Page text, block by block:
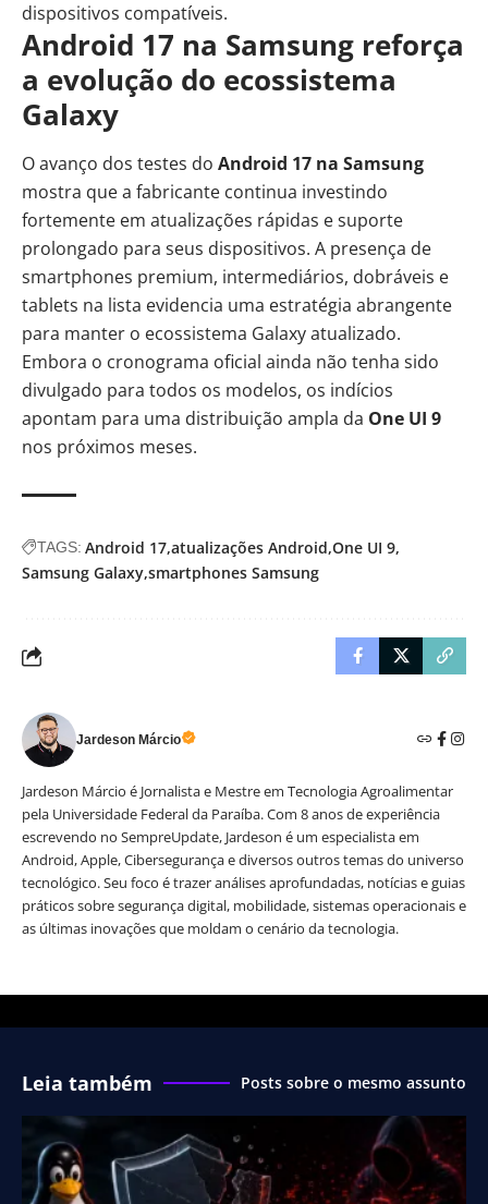
dispositivos compatíveis.
Android 17 na Samsung reforça
a evolução do ecossistema
Galaxy
O avanço dos testes do Android 17 na Samsung
mostra que a fabricante continua investindo
fortemente em atualizações rápidas e suporte
prolongado para seus dispositivos. A presença de
smartphones premium, intermediários, dobráveis e
tablets na lista evidencia uma estratégia abrangente
para manter o ecossistema Galaxy atualizado.
Embora o cronograma oficial ainda não tenha sido
divulgado para todos os modelos, os indícios
apontam para uma distribuição ampla da One UI 9
nos próximos meses.
TAGS: Android 17 atualizações Android One UI 9
Samsung Galaxy smartphones Samsung
Jardeson Márcio
Jardeson Márcio é Jornalista e Mestre em Tecnologia Agroalimentar
pela Universidade Federal da Paraíba. Com 8 anos de experiência
escrevendo no SempreUpdate, Jardeson é um especialista em
Android, Apple, Cibersegurança e diversos outros temas do universo
tecnológico. Seu foco é trazer análises aprofundadas, notícias e guias
práticos sobre segurança digital, mobilidade, sistemas operacionais e
as últimas inovações que moldam o cenário da tecnologia.
Leia também Posts sobre o mesmo assunto